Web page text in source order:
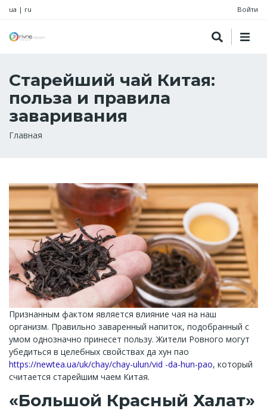
ua | ru Войти
Старейший чай Китая:
польза и правила
заваривания
Строка
Главная
Признанным фактом является влияние чая на наш
организм. Правильно заваренный напиток, подобранный с
умом однозначно принесет пользу. Жители Ровного могут
убедиться в целебных свойствах да хун пао
https://newtea.ua/uk/chay/chay-ulun/vid -da-hun-pao, который
считается старейшим чаем Китая.
«Большой Красный Халат»